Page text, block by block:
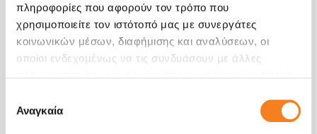
πληροφορίες που αφορούν τον τρόπο που
χρησιμοποιείτε τον ιστότοπό μας με συνεργάτες
κοινωνικών μέσων, διαφήμισης και αναλύσεων, οι
οποίοι ενδεχομένως να τις συνδυάσουν με άλλες
των υπηρεσιών τους.
συγκατάθεσης
Αναγκαία